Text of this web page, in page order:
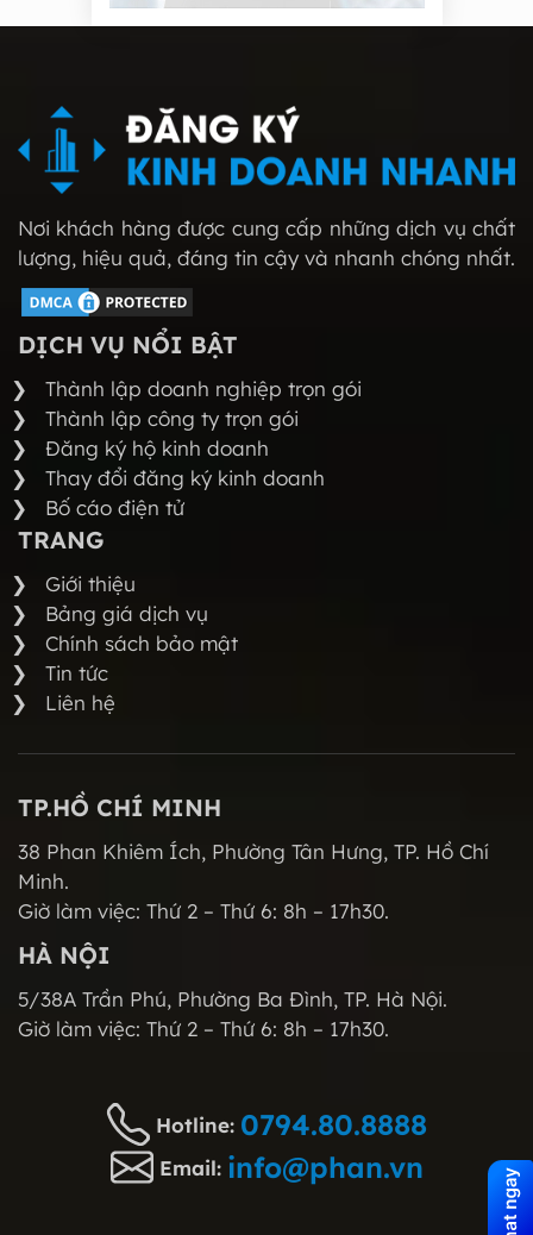
Nơi khách hàng được cung cấp những dịch vụ chất
lượng, hiệu quả, đáng tin cậy và nhanh chóng nhất.
DỊCH VỤ NỔI BẬT
Thành lập doanh nghiệp trọn gói
Thành lập công ty trọn gói
Đăng ký hộ kinh doanh
Thay đổi đăng ký kinh doanh
Bố cáo điện tử
TRANG
Giới thiệu
Bảng giá dịch vụ
Chính sách bảo mật
Tin tức
Liên hệ
TP.HỒ CHÍ MINH
38 Phan Khiêm Ích, Phường Tân Hưng, TP. Hồ Chí
Minh.
Giờ làm việc: Thứ 2 – Thứ 6: 8h – 17h30.
HÀ NỘI
5/38A Trần Phú, Phường Ba Đình, TP. Hà Nội.
Giờ làm việc: Thứ 2 – Thứ 6: 8h – 17h30.
Hotline: 0794.80.8888
Email: info@phan.vn